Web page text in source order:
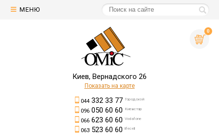
МЕНЮ
0
Киев, Вернадского 26
Показать на карте
044332 33 77 Городской
096050 60 60 Киевстар
066623 60 60 Vodafone
063523 60 60 lifecell